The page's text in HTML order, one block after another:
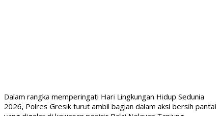
Dalam rangka memperingati Hari Lingkungan Hidup Sedunia
2026, Polres Gresik turut ambil bagian dalam aksi bersih pantai